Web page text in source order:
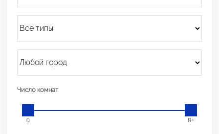
Число комнат
0 8+